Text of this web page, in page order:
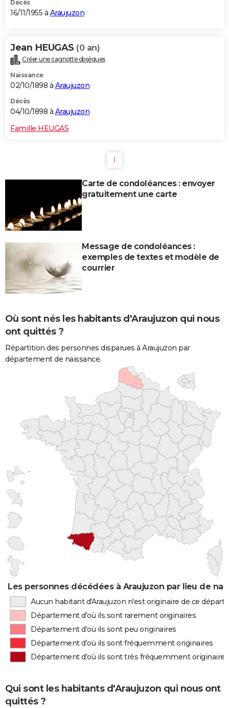
Décès
16/11/1955 à Araujuzon
Jean HEUGAS (0 an)
Créer une cagnotte obsèques
Naissance
02/10/1898 à Araujuzon
Décès
04/10/1898 à Araujuzon
Famille HEUGAS
1
Carte de condoléances : envoyer
gratuitement une carte
Message de condoléances :
exemples de textes et modèle de
courrier
Où sont nés les habitants d'Araujuzon qui nous
ont quittés ?
Répartition des personnes disparues à Araujuzon par
département de naissance.
Les personnes décédées à Araujuzon par lieu de
Aucun habitant d'Araujuzon n'est originaire de ce
Département d'où ils sont rarement originaires
Département d'où ils sont peu originaires
Département d'où ils sont fréquemment originaires
Département d'où ils sont très fréquemment originaires
Qui sont les habitants d'Araujuzon qui nous ont
quittés ?